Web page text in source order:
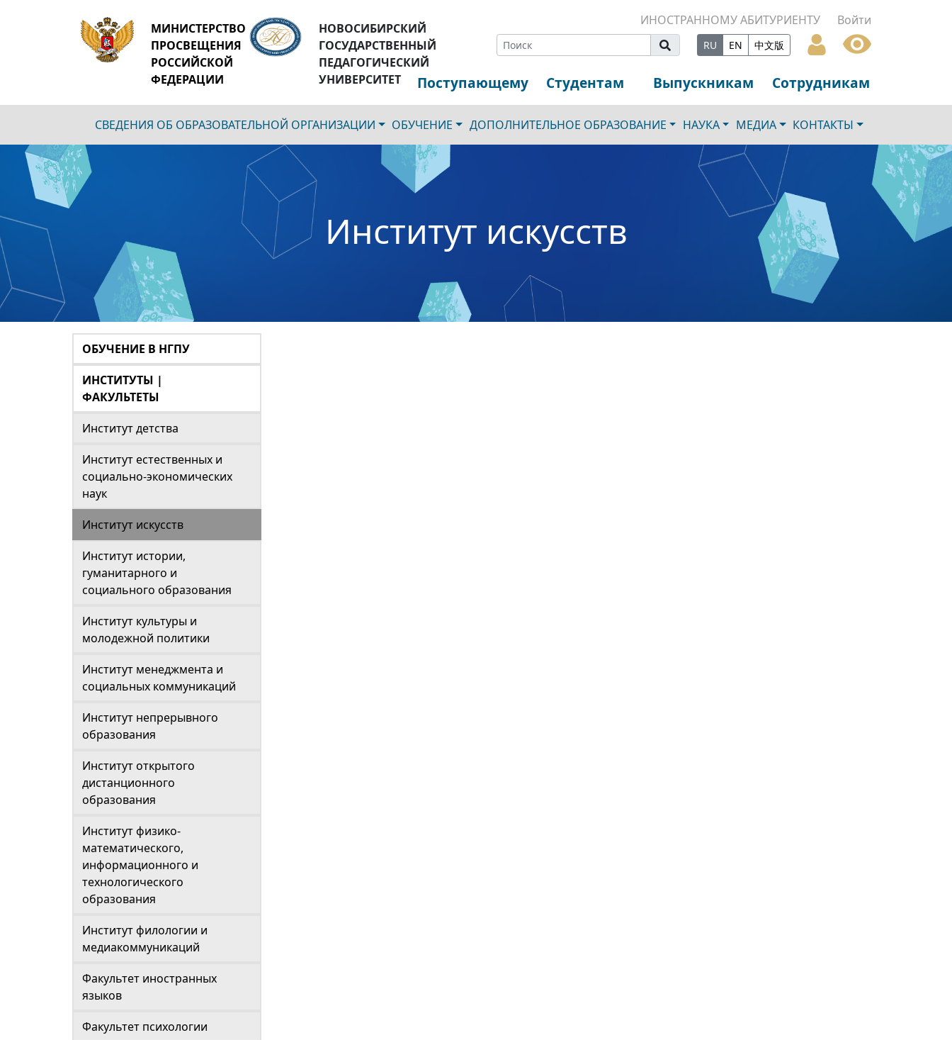
МИНИСТЕРСТВО
ПРОСВЕЩЕНИЯ
РОССИЙСКОЙ
ФЕДЕРАЦИИ
НОВОСИБИРСКИЙ
ГОСУДАРСТВЕННЫЙ
ПЕДАГОГИЧЕСКИЙ
УНИВЕРСИТЕТ
ИНОСТРАННОМУ АБИТУРИЕНТУ Войти
RU EN 中文版
Поступающему Студентам Выпускникам Сотрудникам
СВЕДЕНИЯ ОБ ОБРАЗОВАТЕЛЬНОЙ ОРГАНИЗАЦИИ ОБУЧЕНИЕ ДОПОЛНИТЕЛЬНОЕ ОБРАЗОВАНИЕ НАУКА МЕДИА КОНТАКТЫ
Институт искусств
ОБУЧЕНИЕ В НГПУ
ИНСТИТУТЫ |
ФАКУЛЬТЕТЫ
Институт детства
Институт естественных и
социально-экономических
наук
Институт искусств
Институт истории,
гуманитарного и
социального образования
Институт культуры и
молодежной политики
Институт менеджмента и
социальных коммуникаций
Институт непрерывного
образования
Институт открытого
дистанционного
образования
Институт физико-
математического,
информационного и
технологического
образования
Институт филологии и
медиакоммуникаций
Факультет иностранных
языков
Факультет психологии